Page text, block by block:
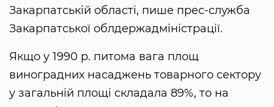
Закарпатській області, пише прес-служба
Закарпатської облдержадміністрації.
Якщо у 1990 р. питома вага площ
виноградних насаджень товарного сектору
у загальній площі складала 89%, то на